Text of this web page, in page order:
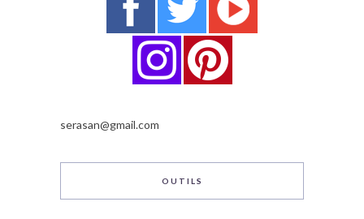
serasan@gmail.com
OUTILS